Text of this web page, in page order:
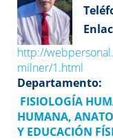
http://
milner/1.html
Departamento:
FISIOLOGÍA
HUMANA,
Y EDUCACIÓN